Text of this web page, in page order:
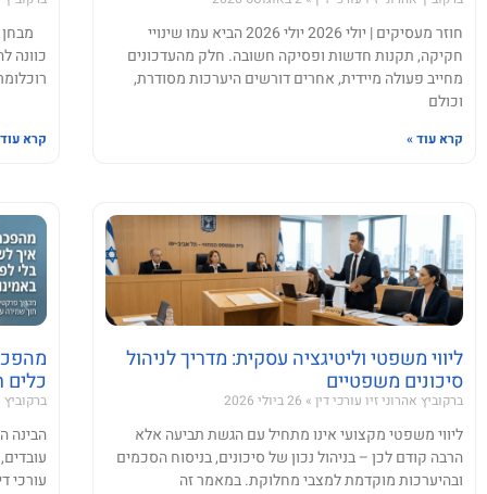
חוזר מעסיקים | יולי 2026 יולי 2026 הביא עמו שינויי
חקיקה, תקנות חדשות ופסיקה חשובה. חלק מהעדכונים
מחייב פעולה מיידית, אחרים דורשים היערכות מסודרת,
וכולם
קרא עוד »
כוונה
קרא
ליווי משפטי וליטיגציה עסקית: מדריך לניהול
סיכונים משפטיים
ברקוביץ אהרוני זיו עורכי דין
ליווי משפטי מקצועי אינו מתחיל עם הגשת תביעה אלא
הרבה קודם לכן – בניהול נכון של סיכונים, בניסוח הסכמים
ובהיערכות מוקדמת למצבי מחלוקת. במאמר זה
כלים
ברקוביץ
הבינה
עורכי